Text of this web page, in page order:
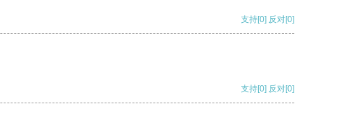
支持[0] 反对[0]
支持[0] 反对[0]